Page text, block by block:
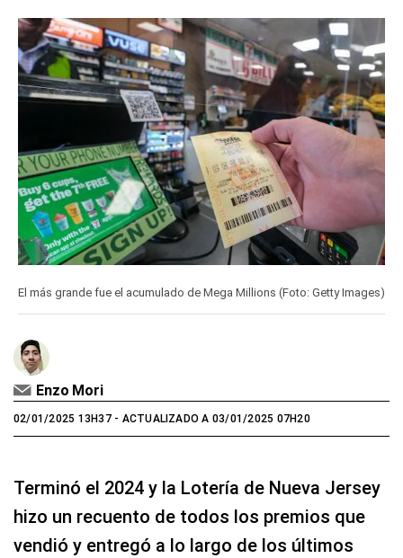
El más grande fue el acumulado de Mega Millions (Foto: Getty Images)
Enzo Mori
02/01/2025 13H37- ACTUALIZADO A 03/01/2025 07H20
Terminó el 2024 y la Lotería de Nueva Jersey
hizo un recuento de todos los premios que
vendió y entregó a lo largo de los últimos